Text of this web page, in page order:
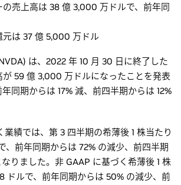
の売上高は 38 億 3,000 万ドルで、前年同
元は 37 億 5,000 万ドル
は、2022 年 10 月 30 日に終了した
59 億 3,000 万ドルになったことを発表
同期からは 17% 減、前四半期からは 12%
業績では、第 3 四半期の希薄後 1 株当たり
、前年同期からは 72% の減少、前四半期
りました。非 GAAP に基づく希薄後 1 株
ドルで、前年同期からは 50% の減少、前